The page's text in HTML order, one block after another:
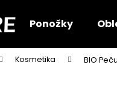
Ponožky
Kosmetika BIO